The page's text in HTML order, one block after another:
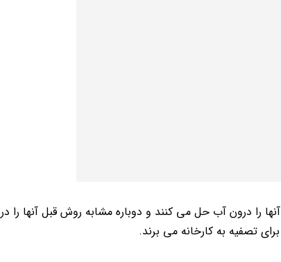
را درون آب حل می کنند و دوباره مشابه روش قبل آنها را در
تصفیه به کارخانه می برند.